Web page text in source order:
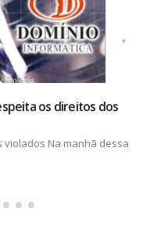
os direitos dos
Na manhã dessa